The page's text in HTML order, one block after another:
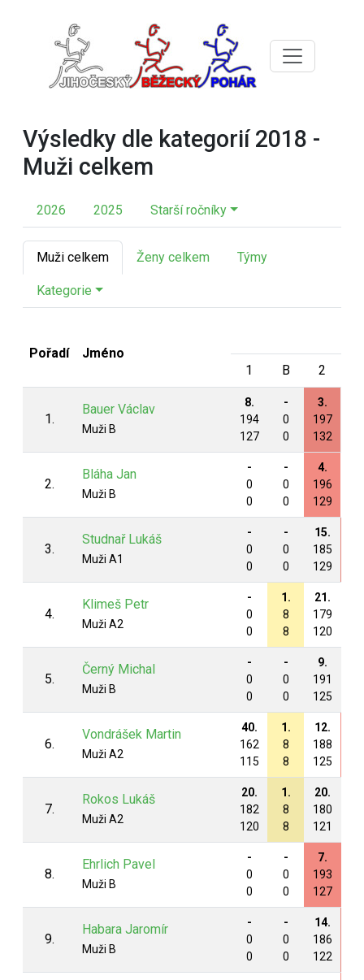
Výsledky dle kategorií 2018 -
Muži celkem
2026 2025 Starší ročníky
Muži celkem Ženy celkem Týmy
Kategorie
Pořadí
Jméno
1
B 2
1.
Bauer Václav
Muži B
8.
194
127
-
0
0
3.
197
132
2.
Bláha Jan
Muži B
-
0
0
-
0
0
4.
196
129
3.
Studnař Lukáš
Muži A1
-
0
0
-
0
0
15.
185
129
4.
Klimeš Petr
Muži A2
-
0
0
1.
8
8
21.
179
120
5.
Černý Michal
Muži B
-
0
0
-
0
0
9.
191
125
6.
Vondrášek Martin
Muži A2
40.
162
115
1.
8
8
12.
188
125
7.
Rokos Lukáš
Muži A2
20.
182
120
1.
8
8
20.
180
121
8.
Ehrlich Pavel
Muži B
-
0
0
-
0
0
7.
193
127
9.
Habara Jaromír
Muži B
-
0
0
-
0
0
14.
186
122